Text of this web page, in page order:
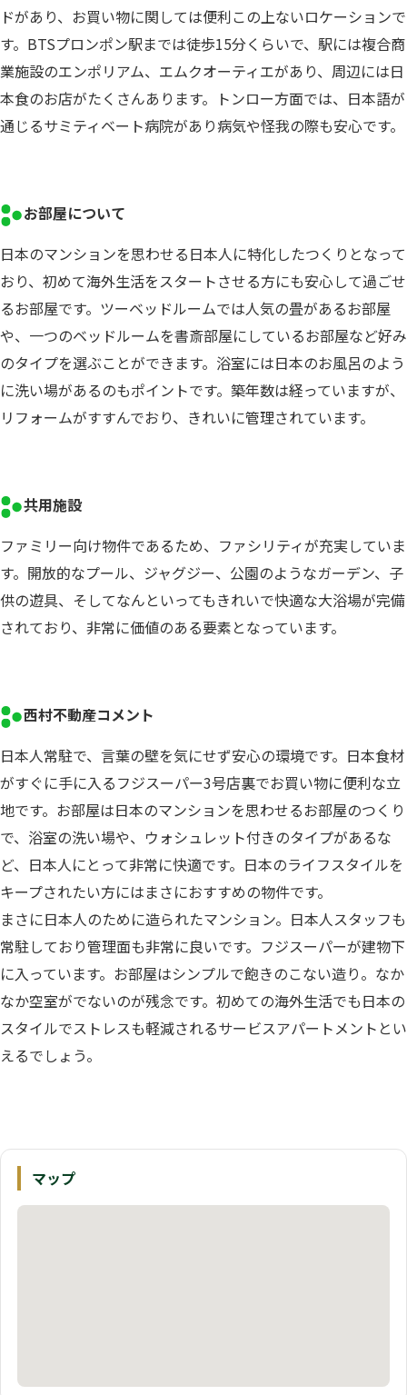
ドがあり、お買い物に関しては便利この上ないロケーションで
す。BTSプロンポン駅までは徒歩15分くらいで、駅には複合商
業施設のエンポリアム、エムクオーティエがあり、周辺には日
本食のお店がたくさんあります。トンロー方面では、日本語が
通じるサミティベート病院があり病気や怪我の際も安心です。
お部屋について
日本のマンションを思わせる日本人に特化したつくりとなって
おり、初めて海外生活をスタートさせる方にも安心して過ごせ
るお部屋です。ツーベッドルームでは人気の畳があるお部屋
や、一つのベッドルームを書斎部屋にしているお部屋など好み
のタイプを選ぶことができます。浴室には日本のお風呂のよう
に洗い場があるのもポイントです。築年数は経っていますが、
リフォームがすすんでおり、きれいに管理されています。
共用施設
ファミリー向け物件であるため、ファシリティが充実していま
す。開放的なプール、ジャグジー、公園のようなガーデン、子
供の遊具、そしてなんといってもきれいで快適な大浴場が完備
されており、非常に価値のある要素となっています。
西村不動産コメント
日本人常駐で、言葉の壁を気にせず安心の環境です。日本食材
がすぐに手に入るフジスーパー3号店裏でお買い物に便利な立
地です。お部屋は日本のマンションを思わせるお部屋のつくり
で、浴室の洗い場や、ウォシュレット付きのタイプがあるな
ど、日本人にとって非常に快適です。日本のライフスタイルを
キープされたい方にはまさにおすすめの物件です。
まさに日本人のために造られたマンション。日本人スタッフも
常駐しており管理面も非常に良いです。フジスーパーが建物下
に入っています。お部屋はシンプルで飽きのこない造り。なか
なか空室がでないのが残念です。初めての海外生活でも日本の
スタイルでストレスも軽減されるサービスアパートメントとい
えるでしょう。
マップ